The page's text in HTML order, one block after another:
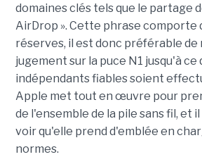
domaines clés tels que le partage
AirDrop ». Cette phrase comporte
réserves, il est donc préférable de
jugement sur la puce N1 jusqu'à ce
indépendants fiables soient
Apple met tout en œuvre pour
de l'ensemble de la pile sans fil, et
voir qu'elle prend d'emblée en
normes.